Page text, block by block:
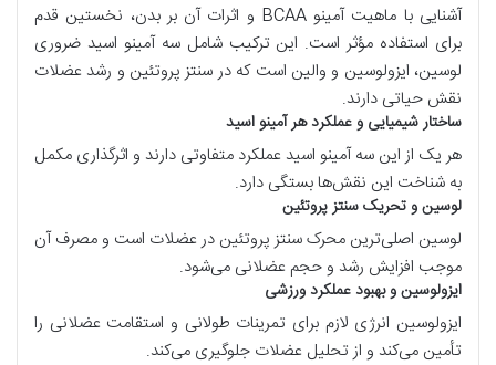
آشنایی با ماهیت آمینوBCAA و اثرات آن بر بدن، نخستین قدم
برای استفاده مؤثر است. این ترکیب شامل سه آمینو اسید ضروری
لوسین، ایزولوسین و والین است که در سنتز پروتئین و رشد عضلات
نقش حیاتی دارند.
ساختار شیمیایی و عملکرد هر آمینو اسید
هر یک از این سه آمینو اسید عملکرد متفاوتی دارند و اثرگذاری مکمل
به شناخت این نقش‌ها بستگی دارد.
لوسین و تحریک سنتز پروتئین
لوسین اصلی‌ترین محرک سنتز پروتئین در عضلات است و مصرف آن
موجب افزایش رشد و حجم عضلانی می‌شود.
ایزولوسین و بهبود عملکرد ورزشی
ایزولوسین انرژی لازم برای تمرینات طولانی و استقامت عضلانی را
تأمین می‌کند و از تحلیل عضلات جلوگیری می‌کند.